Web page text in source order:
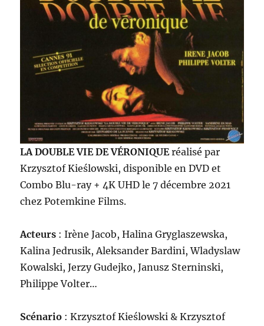
LA DOUBLE VIE DE VÉRONIQUEréalisé par
Krzysztof Kieślowski, disponible en DVD et
Combo Blu-ray + 4K UHD le 7 décembre 2021
chez Potemkine Films.
Acteurs : Irène Jacob, Halina Gryglaszewska,
Kalina Jedrusik, Aleksander Bardini, Wladyslaw
Kowalski, Jerzy Gudejko, Janusz Sterninski,
Philippe Volter…
Scénario : Krzysztof Kieślowski & Krzysztof